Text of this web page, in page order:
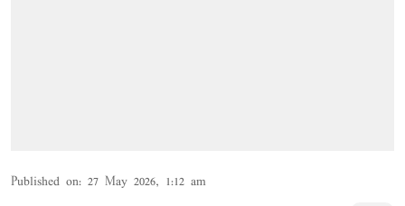
Published on: 27 May 2026, 1:12 am